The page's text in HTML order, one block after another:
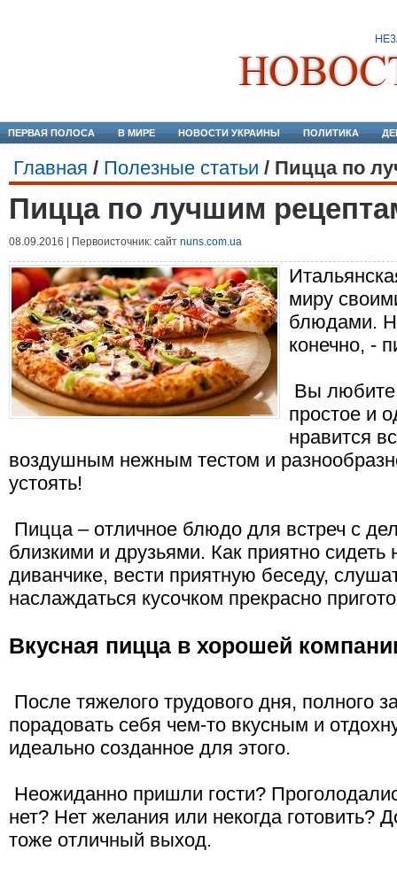
ПЕРВАЯ ПОЛОСА В МИРЕ НОВОСТИ УКРАИНЫ ПОЛИТИКА
Главная / Полезные статьи / Пицца по
Пицца по лучшим
08.09.2016 | Первоисточник: сайт nuns.com.ua
миру
блюдами.
конечно, -
Вы любите
простое и
нравится
воздушным нежным тестом и
устоять!
Пицца – отличное блюдо для встреч с
близкими и друзьями. Как приятно
диванчике, вести приятную беседу,
наслаждаться кусочком прекрасно
Вкусная пицца в хорошей
После тяжелого трудового дня, полного
порадовать себя чем-то вкусным и
идеально созданное для этого.
Неожиданно пришли гости?
нет? Нет желания или некогда готовить?
тоже отличный выход.